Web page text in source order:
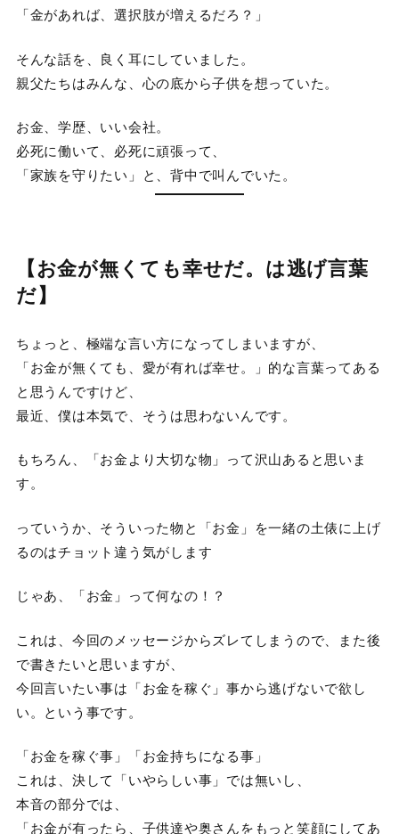
「金があれば、選択肢が増えるだろ？」
そんな話を、良く耳にしていました。
親父たちはみんな、心の底から子供を想っていた。
お金、学歴、いい会社。
必死に働いて、必死に頑張って、
「家族を守りたい」と、背中で叫んでいた。
【お金が無くても幸せだ。は逃げ言葉
だ】
ちょっと、極端な言い方になってしまいますが、
「お金が無くても、愛が有れば幸せ。」的な言葉ってある
と思うんですけど、
最近、僕は本気で、そうは思わないんです。
もちろん、「お金より大切な物」って沢山あると思いま
す。
っていうか、そういった物と「お金」を一緒の土俵に上げ
るのはチョット違う気がします
じゃあ、「お金」って何なの！？
これは、今回のメッセージからズレてしまうので、また後
で書きたいと思いますが、
今回言いたい事は「お金を稼ぐ」事から逃げないで欲し
い。という事です。
「お金を稼ぐ事」「お金持ちになる事」
これは、決して「いやらしい事」では無いし、
本音の部分では、
「お金が有ったら、子供達や奥さんをもっと笑顔にしてあ